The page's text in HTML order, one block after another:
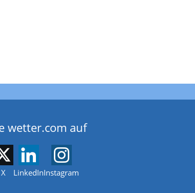
wetter.com auf
X LinkedInInstagram